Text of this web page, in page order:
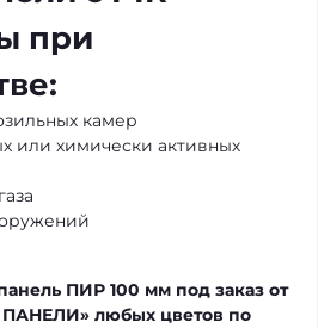
при
камер
или химически активных
ПИР 100 мм под заказ от
любых цветов по